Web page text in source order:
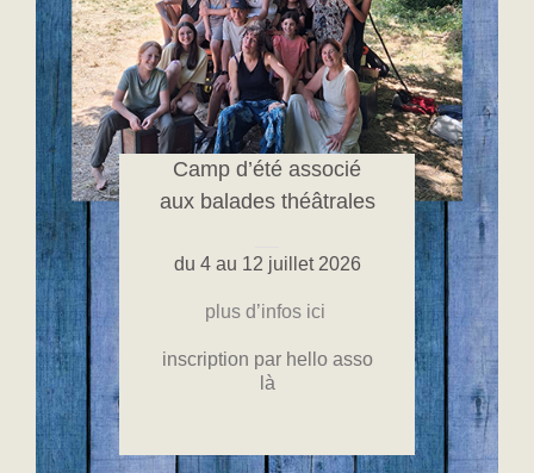
Camp d’été associé
aux balades théâtrales
du 4 au 12 juillet 2026
plus d’infos ici
inscription par hello asso
là